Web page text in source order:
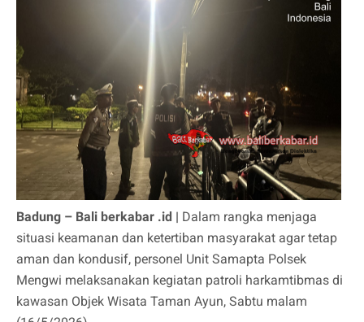
Badung – Bali berkabar .id | Dalam rangka menjaga
situasi keamanan dan ketertiban masyarakat agar tetap
aman dan kondusif, personel Unit Samapta Polsek
Mengwi melaksanakan kegiatan patroli harkamtibmas di
kawasan Objek Wisata Taman Ayun, Sabtu malam